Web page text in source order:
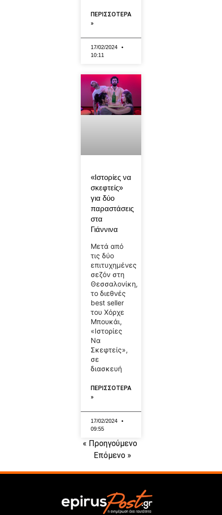
ΠΕΡΙΣΣΟΤΕΡΑ
»
17/02/2024
10:11
«Ιστορίες να
σκεφτείς»
για δύο
παραστάσεις
στα
Γιάννινα
Μετά από
τις δύο
επιτυχημένες
σεζόν στη
Θεσσαλονίκη,
το διεθνές
best seller
του Χόρχε
Μπουκάι,
«Ιστορίες
Να
Σκεφτείς»,
σε
διασκευή
ΠΕΡΙΣΣΟΤΕΡΑ
»
17/02/2024
09:55
« Προηγούμενο
Επόμενο »